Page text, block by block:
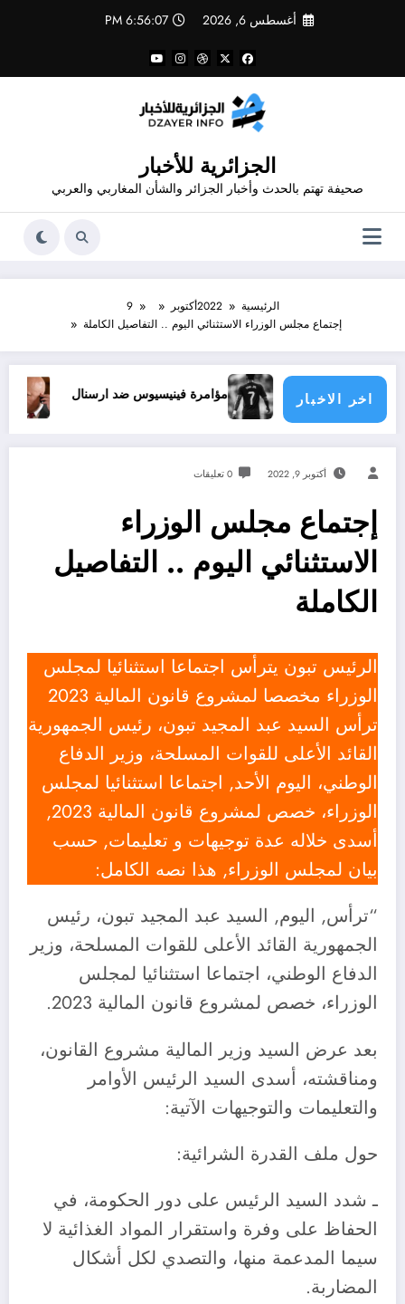
أغسطس 6, 2026 6:56:08 PM
الجزائرية للأخبار
صحيفة تهتم بالحدث وأخبار الجزائر والشأن المغاربي والعربي
الرئيسية 2022أكتوبر
9
إجتماع مجلس الوزراء الاستثنائي اليوم .. التفاصيل الكاملة
اخر الاخبارمؤامرة فينيسيوس ضد ارسنال حماية المحكمة
أكتوبر 9, 2022 0 تعليقات
إجتماع مجلس الوزراء
الاستثنائي اليوم .. التفاصيل
الكاملة
الرئيس تبون يترأس اجتماعا استثنائيا لمجلس
الوزراء مخصصا لمشروع قانون المالية 2023
ترأس السيد عبد المجيد تبون، رئيس الجمهورية
القائد الأعلى للقوات المسلحة، وزير الدفاع
الوطني، اليوم الأحد, اجتماعا استثنائيا لمجلس
الوزراء، خصص لمشروع قانون المالية 2023,
أسدى خلاله عدة توجيهات و تعليمات, حسب
بيان لمجلس الوزراء, هذا نصه الكامل:
“ترأس, اليوم, السيد عبد المجيد تبون، رئيس
الجمهورية القائد الأعلى للقوات المسلحة، وزير
الدفاع الوطني، اجتماعا استثنائيا لمجلس
الوزراء، خصص لمشروع قانون المالية 2023.
بعد عرض السيد وزير المالية مشروع القانون،
ومناقشته، أسدى السيد الرئيس الأوامر
والتعليمات والتوجيهات الآتية:
حول ملف القدرة الشرائية:
ـ شدد السيد الرئيس على دور الحكومة، في
الحفاظ على وفرة واستقرار المواد الغذائية لا
سيما المدعمة منها، والتصدي لكل أشكال
المضاربة.